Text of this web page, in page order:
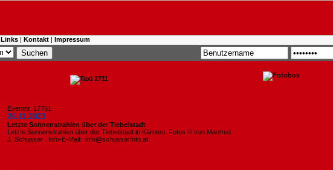
Links | Kontakt | Impressum
Eventnr. 17751
26.11.2023
Letzte Sonnenstrahlen über der Tiebelstadt
Letzte Sonnenstrahlen über der Tiebelstadt in Kärnten. Fotos © von Manfred
J. Schusser . Info-E-Mail: info@schusserfoto.at